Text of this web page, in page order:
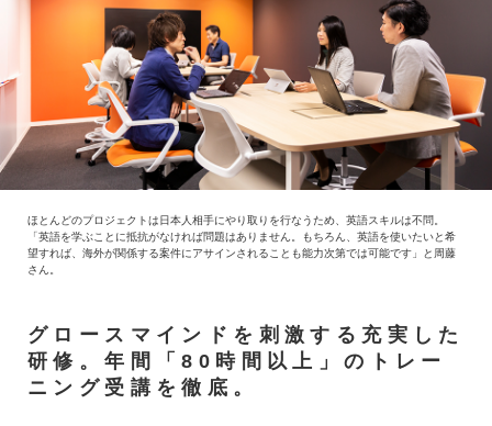
ほとんどのプロジェクトは日本人相手にやり取りを行なうため、英語スキルは不問。
「英語を学ぶことに抵抗がなければ問題はありません。もちろん、英語を使いたいと希
望すれば、海外が関係する案件にアサインされることも能力次第では可能です」と周藤
さん。
グロースマインドを刺激する充実した
研修。年間「80時間以上」のトレー
ニング受講を徹底。